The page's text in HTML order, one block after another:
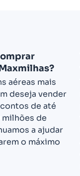
aéreas mais
deseja vender
de até
milhões de
a ajudar
o máximo